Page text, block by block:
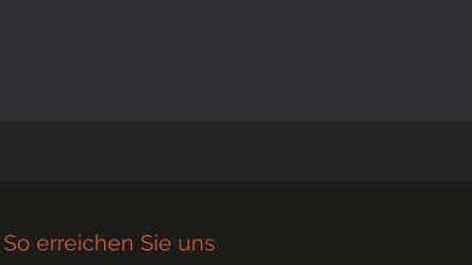
So erreichen Sie uns